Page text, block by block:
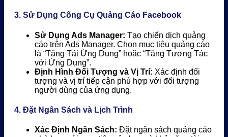
3. Sử Dụng Công Cụ Quảng Cáo Facebook
Sử Dụng Ads Manager: Tạo chiến dịch quảng
cáo trên Ads Manager. Chọn mục tiêu quảng cáo
là “Tăng Tải Ứng Dụng” hoặc “Tăng Tương Tác
với Ứng Dụng”.
Định Hình Đối Tượng và Vị Trí: Xác định đối
tượng và vị trí tiếp cận phù hợp với đối tượng
người dùng của ứng dụng.
4. Đặt Ngân Sách và Lịch Trình
Xác Định Ngân Sách: Đặt ngân sách quảng cáo